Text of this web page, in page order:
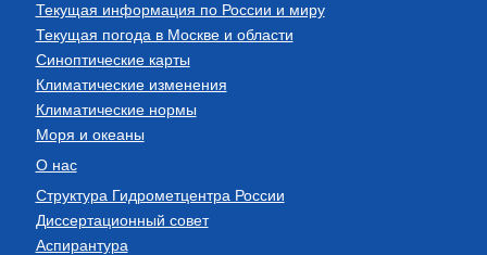
Текущая информация по России и миру
Текущая погода в Москве и области
Синоптические карты
Климатические изменения
Климатические нормы
Моря и океаны
О нас
Структура Гидрометцентра России
Диссертационный совет
Аспирантура